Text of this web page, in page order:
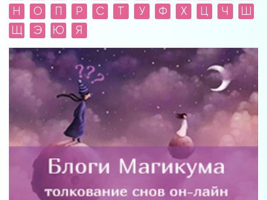
Н
О П Р С Т У Ф Х Ц Ч
Ш
Щ
Э Ю Я